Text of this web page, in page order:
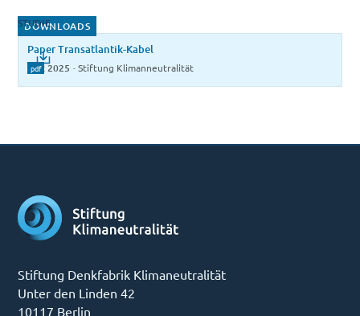
DOWNLOADS
STUDIE
Paper Transatlantik-Kabel
Dez 2025 · Stiftung Klimanneutralität
pdf
Stiftung Denkfabrik Klimaneutralität
Unter den Linden 42
10117 Berlin